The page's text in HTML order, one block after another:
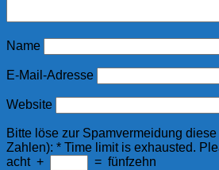
Name
E-Mail-Adresse
Website
Bitte löse zur Spamvermeidung
Zahlen): * Time limit is exhausted.
acht + = fünfzehn